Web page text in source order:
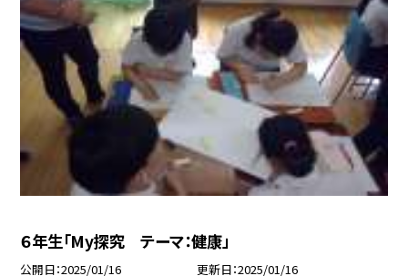
６年生「My探究 テーマ：健康」
公開日 2025/01/16 更新日 2025/01/16